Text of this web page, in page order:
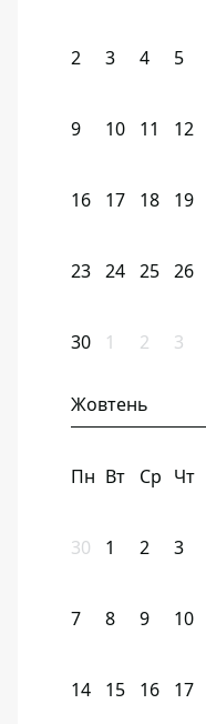
2 3 4 5
9 10 11 12
16 17 18 19
23 24 25 26
30 1 2 3
Жовтень
Пн Вт Ср Чт
30 1 2 3
7 8 9 10
14 15 16 17